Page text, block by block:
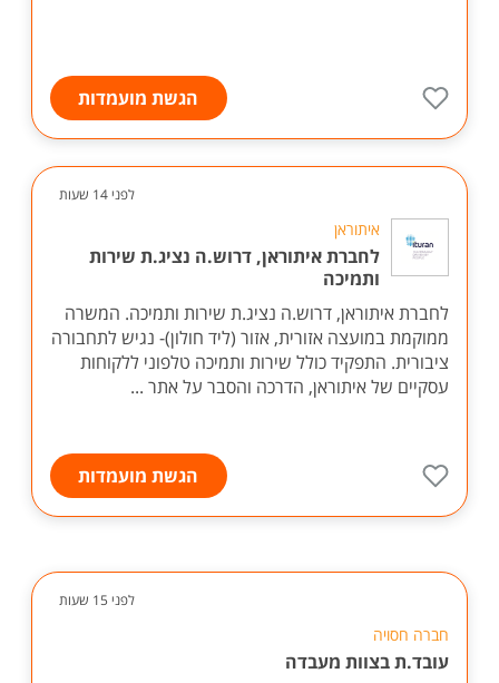
הגשת מועמדות
לפני 14 שעות
איתוראן
לחברת איתוראן, דרוש.ה נציג.ת שירות
ותמיכה
לחברת איתוראן, דרוש.ה נציג.ת שירות ותמיכה. המשרה
ממוקמת במועצה אזורית, אזור (ליד חולון)- נגיש לתחבורה
ציבורית. התפקיד כולל שירות ותמיכה טלפוני ללקוחות
עסקיים של איתוראן, הדרכה והסבר על אתר ...
הגשת מועמדות
לפני 15 שעות
חברה חסויה
עובד.ת בצוות מעבדה